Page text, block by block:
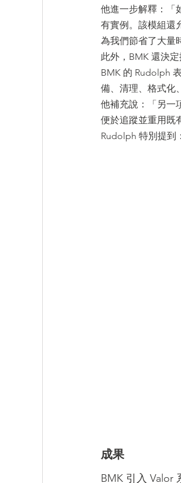
他進一步解釋：「
有實例。該模組還
為我們節省了大量
此外，BMK 還決
BMK 的 Rudolph
備、清理、格式化
他補充說：「另一
便於追蹤並重用既
Rudolph 特別提到
成果
BMK 引入 Valor